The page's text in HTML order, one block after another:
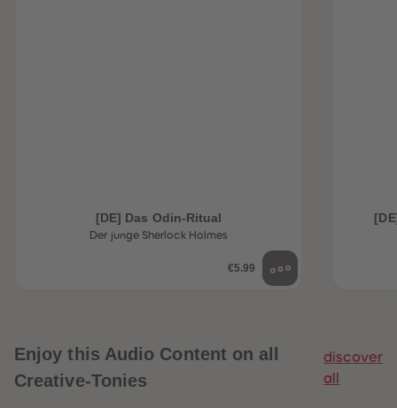
[DE] Das Odin-Ritual
Der junge Sherlock Holmes
€5.99
Enjoy this Audio Content on all
Creative-Tonies
discover
all